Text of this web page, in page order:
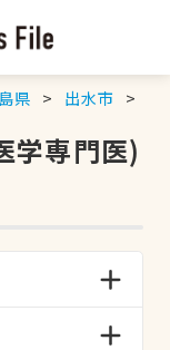
県 出水市
学専門医)